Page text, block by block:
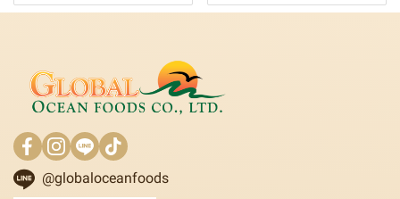
@globaloceanfoods